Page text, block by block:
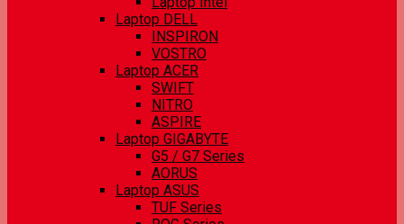
Laptop DELL
INSPIRON
VOSTRO
Laptop ACER
SWIFT
NITRO
ASPIRE
Laptop GIGABYTE
G5 / G7 Series
AORUS
Laptop ASUS
TUF Series